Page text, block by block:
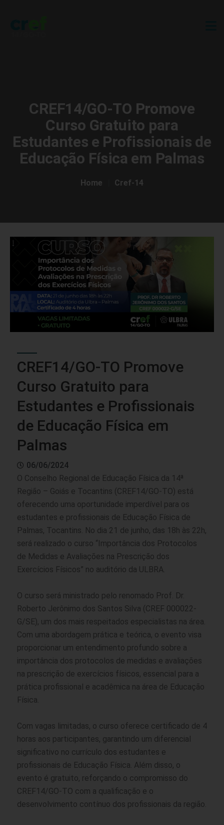
CREF14/GO-TO Promove
Curso Gratuito para
Estudantes e Profissionais de
Educação Física em Palmas
Home Cref-14
CREF14/GO-TO Promove
Curso Gratuito para
Estudantes e Profissionais
de Educação Física em
Palmas
06/06/2024
O Conselho Regional de Educação Física da 14ª
Região – Goiás e Tocantins (CREF14/GO-TO) está
oferecendo uma oportunidade imperdível para os
estudantes e profissionais de Educação Física de
Palmas, Tocantins. No dia 21 de junho, das 18h às 22h,
será realizado o curso “Importância dos Protocolos
de Medidas e Avaliações na Prescrição dos
Exercícios Físicos” no auditório da ULBRA.
O curso será ministrado pelo renomado Prof. Dr.
Roberto Jerônimo dos Santos Silva (CREF 000022-
G/SE), um dos mais respeitados especialistas na área.
Com uma abordagem prática e teórica, o evento visa
proporcionar um entendimento profundo sobre a
importância dos protocolos de medidas e avaliações
na prescrição de exercícios físicos, essencial para a
prática profissional e acadêmica na área de Educação
Física.
Com vagas limitadas, o curso oferece certificado de 4
horas aos participantes, garantindo um diferencial
significativo no currículo dos estudantes e
profissionais de Educação Física. Além disso, o
evento é gratuito, reforçando o compromisso do
CREF14/GO-TO com a qualificação e o
desenvolvimento contínuo dos profissionais da região.